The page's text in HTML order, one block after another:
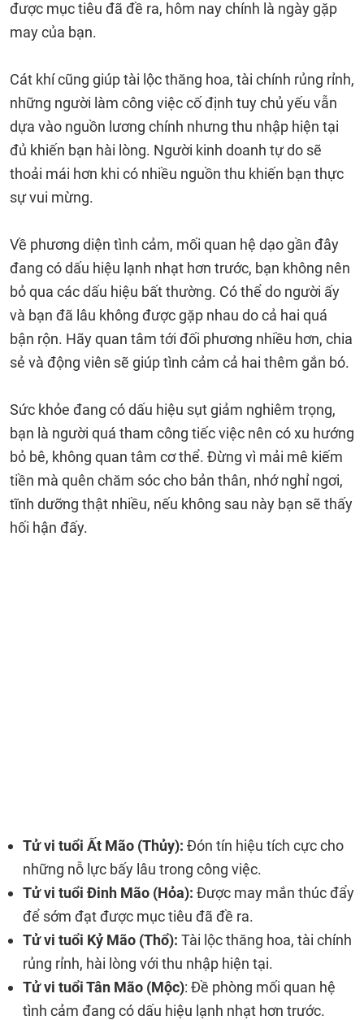
được mục tiêu đã đề ra, hôm nay chính là ngày gặp
may của bạn.
Cát khí cũng giúp tài lộc thăng hoa, tài chính rủng rỉnh,
những người làm công việc cố định tuy chủ yếu vẫn
dựa vào nguồn lương chính nhưng thu nhập hiện tại
đủ khiến bạn hài lòng. Người kinh doanh tự do sẽ
thoải mái hơn khi có nhiều nguồn thu khiến bạn thực
sự vui mừng.
Về phương diện tình cảm, mối quan hệ dạo gần đây
đang có dấu hiệu lạnh nhạt hơn trước, bạn không nên
bỏ qua các dấu hiệu bất thường. Có thể do người ấy
và bạn đã lâu không được gặp nhau do cả hai quá
bận rộn. Hãy quan tâm tới đối phương nhiều hơn, chia
sẻ và động viên sẽ giúp tình cảm cả hai thêm gắn bó.
Sức khỏe đang có dấu hiệu sụt giảm nghiêm trọng,
bạn là người quá tham công tiếc việc nên có xu hướng
bỏ bê, không quan tâm cơ thể. Đừng vì mải mê kiếm
tiền mà quên chăm sóc cho bản thân, nhớ nghỉ ngơi,
tĩnh dưỡng thật nhiều, nếu không sau này bạn sẽ thấy
hối hận đấy.
Tử vi tuổi Ất Mão (Thủy): Đón tín hiệu tích cực cho
những nỗ lực bấy lâu trong công việc.
Tử vi tuổi Đinh Mão (Hỏa): Được may mắn thúc đẩy
để sớm đạt được mục tiêu đã đề ra.
Tử vi tuổi Kỷ Mão (Thổ): Tài lộc thăng hoa, tài chính
rủng rỉnh, hài lòng với thu nhập hiện tại.
Tử vi tuổi Tân Mão (Mộc): Đề phòng mối quan hệ
tình cảm đang có dấu hiệu lạnh nhạt hơn trước.